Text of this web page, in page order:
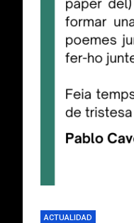
ACTUALIDAD